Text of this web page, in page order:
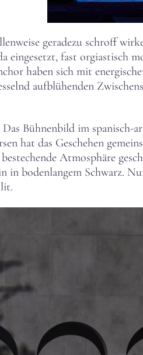
geradezu schroff
eingesetzt, fast orgiastisch
haben sich mit
aufblühenden
Bühnenbild im
hat das Geschehen
Atmosphäre
bodenlangem Schwarz.